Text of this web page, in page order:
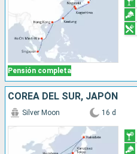
Pensión completa
COREA DEL SUR, JAPÓN
Silver Moon 16 d